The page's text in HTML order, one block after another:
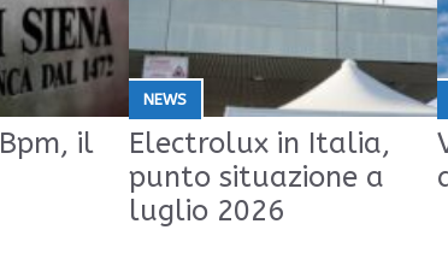
il
NEWS
Electrolux in Italia,
punto situazione a
luglio 2026